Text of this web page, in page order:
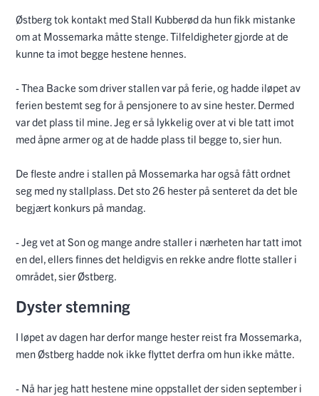
Østberg tok kontakt med Stall Kubberød da hun fikk mistanke
om at Mossemarka måtte stenge. Tilfeldigheter gjorde at de
kunne ta imot begge hestene hennes.
- Thea Backe som driver stallen var på ferie, og hadde iløpet av
ferien bestemt seg for å pensjonere to av sine hester. Dermed
var det plass til mine. Jeg er så lykkelig over at vi ble tatt imot
med åpne armer og at de hadde plass til begge to, sier hun.
De fleste andre i stallen på Mossemarka har også fått ordnet
seg med ny stallplass. Det sto 26 hester på senteret da det ble
begjært konkurs på mandag.
- Jeg vet at Son og mange andre staller i nærheten har tatt imot
en del, ellers finnes det heldigvis en rekke andre flotte staller i
området, sier Østberg.
Dyster stemning
I løpet av dagen har derfor mange hester reist fra Mossemarka,
men Østberg hadde nok ikke flyttet derfra om hun ikke måtte.
- Nå har jeg hatt hestene mine oppstallet der siden september i